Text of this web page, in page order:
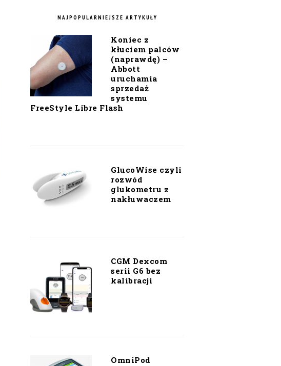
NAJPOPULARNIEJSZE ARTYKUŁY
Koniec z
kłuciem palców
(naprawdę) –
Abbott
uruchamia
sprzedaż
systemu
FreeStyle Libre Flash
GlucoWise czyli
rozwód
glukometru z
nakłuwaczem
CGM Dexcom
serii G6 bez
kalibracji
OmniPod